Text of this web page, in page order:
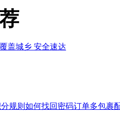
覆盖城乡 安全速达
规则 如何找回密码订单多包裹